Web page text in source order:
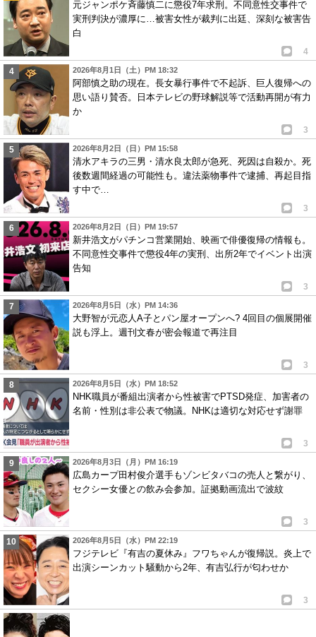
元ジャンポケ斉藤慎二に懲役7年求刑。不同意性交事件で
実刑判決が濃厚に…被害女性が裁判に出廷、深刻な被害告
白
4
2026年8月1日（土）PM 18:32
阿部慎之助の現在。長女暴行事件で不起訴、巨人復帰への
思い語り賛否。日本テレビの野球解説等で活動再開が有力
か
3
2026年8月2日（日）PM 15:58
清水アキラの三男・清水良太郎が急死、死因は自殺か。死
後数週間経過の可能性も。違法薬物事件で逮捕、再起目指
す中で…
3
2026年8月2日（日）PM 19:57
新井浩文がパチンコ営業開始、映画で俳優復帰の情報も。
不同意性交事件で懲役4年の実刑、出所2年でイベント出演
告知
3
2026年8月5日（水）PM 14:36
大野智が元恋人A子とパン屋オープンへ? 4回目の個展開催
説も浮上。週刊文春が密会報道で再注目
3
2026年8月5日（水）PM 18:52
NHK職員が番組出演者から性被害でPTSD発症、加害者の
名前・性別は非公表で物議。NHKは適切な対応せず謝罪
3
2026年8月3日（月）PM 16:19
広島カープ田村俊介選手もゾンビタバコの売人と繋がり、
セクシー女優との飲み会参加。証拠動画流出で波紋
3
2026年8月5日（水）PM 22:19
フジテレビ『有吉の夏休み』フワちゃんが復帰説。炎上で
出演シーンカット騒動から2年、有吉弘行が匂わせか
3